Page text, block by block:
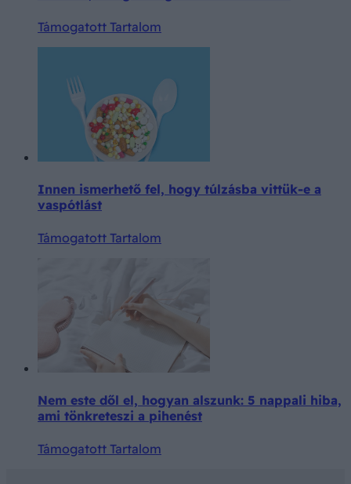
Támogatott Tartalom
Innen ismerhető fel, hogy túlzásba vittük-e a
vaspótlást
Támogatott Tartalom
Nem este dől el, hogyan alszunk: 5 nappali hiba,
ami tönkreteszi a pihenést
Támogatott Tartalom